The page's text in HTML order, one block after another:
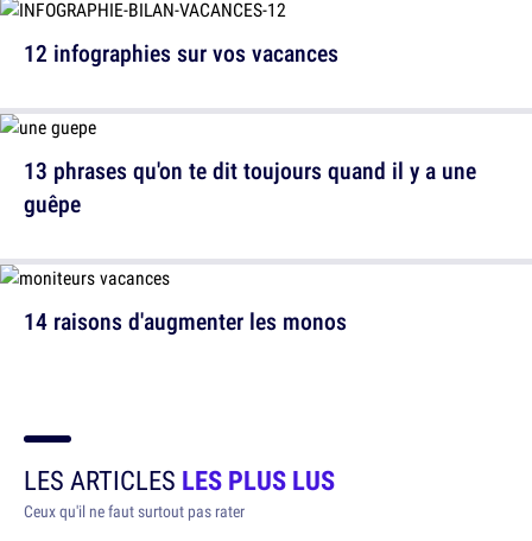
13 phrases qu'on te dit toujours quand il y a une
guêpe
12 infographies sur vos vacances
14 raisons d'augmenter les monos
LES ARTICLES LES PLUS LUS
Ceux qu'il ne faut surtout pas rater